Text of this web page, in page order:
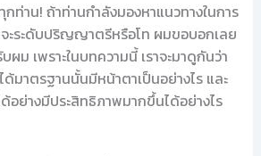
าน! ถ้าท่านกำลังมองหาแนวทางในการ
จะระดับปริญญาตรีหรือโท ผมขอบอกเลย
ม เพราะในบทความนี้ เราจะมาดูกันว่า
ด้มาตรฐานนั้นมีหน้าตาเป็นอย่างไร และ
ด้อย่างมีประสิทธิภาพมากขึ้นได้อย่างไร